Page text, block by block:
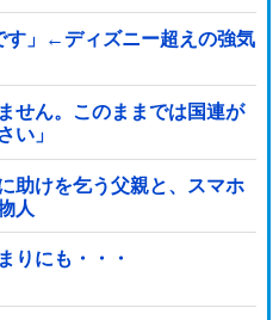
す」←ディズニー超えの強気
せん。このままでは国連が
い」
助けを乞う父親と、スマホ
人
りにも・・・